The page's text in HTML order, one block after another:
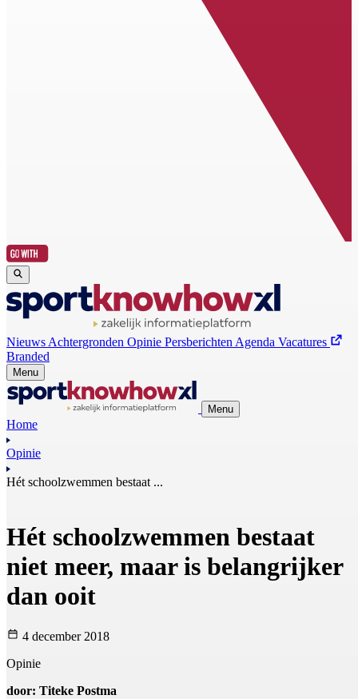
Nieuws Achtergronden Opinie Persberichten Agenda Vacatures
Branded
Menu
Menu
Home
Opinie
Hét schoolzwemmen bestaat ...
Hét schoolzwemmen bestaat
niet meer, maar is belangrijker
dan ooit
4 december 2018
Opinie
door: Titeke Postma